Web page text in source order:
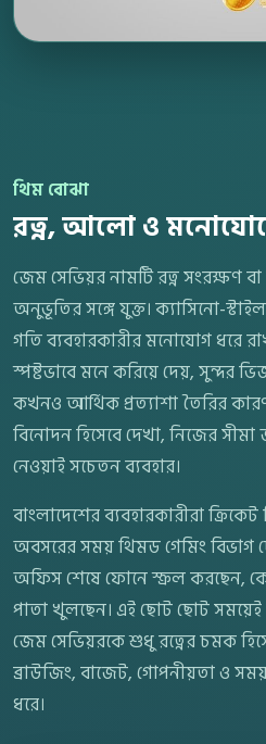
থিম বোঝা
রত্ন, আলো ও
জেম সেভিয়র নামটি রত্ন সংরক্ষণ বা
অনুভূতির সঙ্গে যুক্ত। ক্যাসিনো-
গতি ব্যবহারকারীর মনোযোগ ধরে
স্পষ্টভাবে মনে করিয়ে দেয়, সুন্দর
কখনও আর্থিক প্রত্যাশা তৈরির
বিনোদন হিসেবে দেখা, নিজের সীমা
নেওয়াই সচেতন ব্যবহার।
বাংলাদেশের ব্যবহারকারীরা
অবসরের সময় থিমড গেমিং বিভাগ
অফিস শেষে ফোনে স্ক্রল করছেন,
পাতা খুলছেন। এই ছোট ছোট সময়েই
জেম সেভিয়রকে শুধু রত্নের চমক
ব্রাউজিং, বাজেট, গোপনীয়তা ও
ধরে।